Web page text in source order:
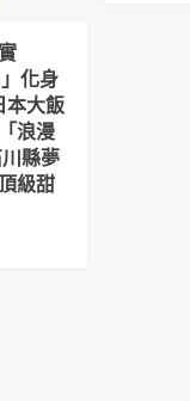
化身
本大飯
浪漫
縣夢
級甜